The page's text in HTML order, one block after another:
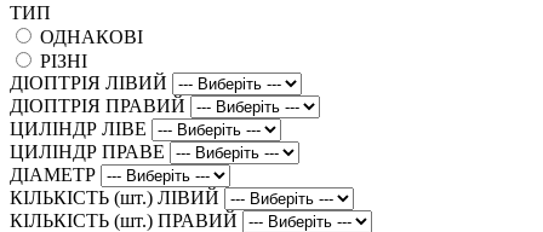
ТИП
ОДНАКОВІ
РІЗНІ
ДІОПТРІЯ ЛІВИЙ
ДІОПТРІЯ ПРАВИЙ
ЦИЛІНДР ЛІВЕ
ЦИЛІНДР ПРАВЕ
ДІАМЕТР
КІЛЬКІСТЬ (шт.) ЛІВИЙ
КІЛЬКІСТЬ (шт.) ПРАВИЙ